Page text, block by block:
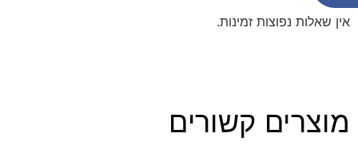
אין שאלות נפוצות זמינות.
מוצרים קשורים